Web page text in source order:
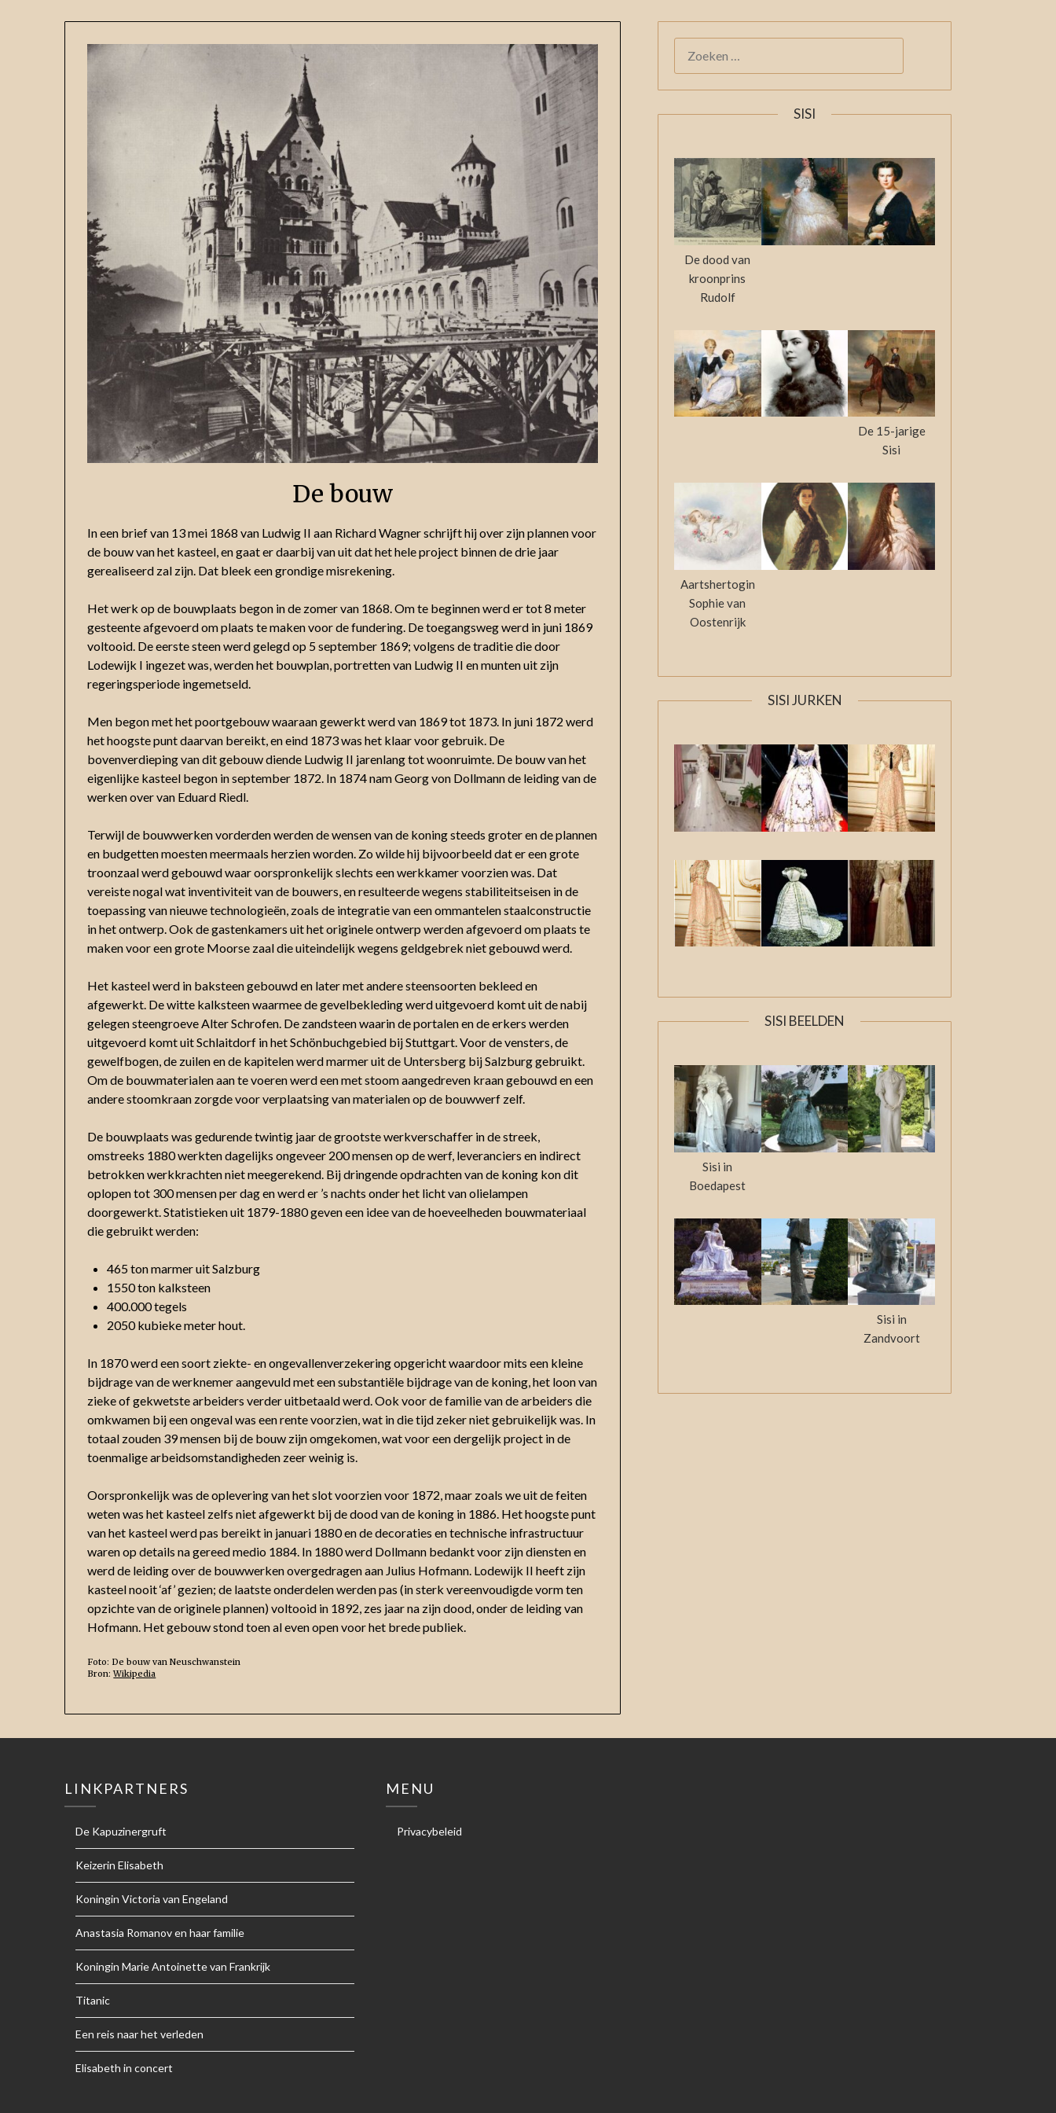
De bouw
In een brief van 13 mei 1868 van Ludwig II aan Richard Wagner schrijft hij over zijn plannen voor
de bouw van het kasteel, en gaat er daarbij van uit dat het hele project binnen de drie jaar
gerealiseerd zal zijn. Dat bleek een grondige misrekening.
Het werk op de bouwplaats begon in de zomer van 1868. Om te beginnen werd er tot 8 meter
gesteente afgevoerd om plaats te maken voor de fundering. De toegangsweg werd in juni 1869
voltooid. De eerste steen werd gelegd op 5 september 1869; volgens de traditie die door
Lodewijk I ingezet was, werden het bouwplan, portretten van Ludwig II en munten uit zijn
regeringsperiode ingemetseld.
Men begon met het poortgebouw waaraan gewerkt werd van 1869 tot 1873. In juni 1872 werd
het hoogste punt daarvan bereikt, en eind 1873 was het klaar voor gebruik. De
bovenverdieping van dit gebouw diende Ludwig II jarenlang tot woonruimte. De bouw van het
eigenlijke kasteel begon in september 1872. In 1874 nam Georg von Dollmann de leiding van de
werken over van Eduard Riedl.
Terwijl de bouwwerken vorderden werden de wensen van de koning steeds groter en de plannen
en budgetten moesten meermaals herzien worden. Zo wilde hij bijvoorbeeld dat er een grote
troonzaal werd gebouwd waar oorspronkelijk slechts een werkkamer voorzien was. Dat
vereiste nogal wat inventiviteit van de bouwers, en resulteerde wegens stabiliteitseisen in de
toepassing van nieuwe technologieën, zoals de integratie van een ommantelen staalconstructie
in het ontwerp. Ook de gastenkamers uit het originele ontwerp werden afgevoerd om plaats te
maken voor een grote Moorse zaal die uiteindelijk wegens geldgebrek niet gebouwd werd.
Het kasteel werd in baksteen gebouwd en later met andere steensoorten bekleed en
afgewerkt. De witte kalksteen waarmee de gevelbekleding werd uitgevoerd komt uit de nabij
gelegen steengroeve Alter Schrofen. De zandsteen waarin de portalen en de erkers werden
uitgevoerd komt uit Schlaitdorf in het Schönbuchgebied bij Stuttgart. Voor de vensters, de
gewelfbogen, de zuilen en de kapitelen werd marmer uit de Untersberg bij Salzburg gebruikt.
Om de bouwmaterialen aan te voeren werd een met stoom aangedreven kraan gebouwd en een
andere stoomkraan zorgde voor verplaatsing van materialen op de bouwwerf zelf.
De bouwplaats was gedurende twintig jaar de grootste werkverschaffer in de streek,
omstreeks 1880 werkten dagelijks ongeveer 200 mensen op de werf, leveranciers en indirect
betrokken werkkrachten niet meegerekend. Bij dringende opdrachten van de koning kon dit
oplopen tot 300 mensen per dag en werd er ’s nachts onder het licht van olielampen
doorgewerkt. Statistieken uit 1879-1880 geven een idee van de hoeveelheden bouwmateriaal
die gebruikt werden:
465 ton marmer uit Salzburg
1550 ton kalksteen
400.000 tegels
2050 kubieke meter hout.
In 1870 werd een soort ziekte- en ongevallenverzekering opgericht waardoor mits een kleine
bijdrage van de werknemer aangevuld met een substantiële bijdrage van de koning, het loon van
zieke of gekwetste arbeiders verder uitbetaald werd. Ook voor de familie van de arbeiders die
omkwamen bij een ongeval was een rente voorzien, wat in die tijd zeker niet gebruikelijk was. In
totaal zouden 39 mensen bij de bouw zijn omgekomen, wat voor een dergelijk project in de
toenmalige arbeidsomstandigheden zeer weinig is.
Oorspronkelijk was de oplevering van het slot voorzien voor 1872, maar zoals we uit de feiten
weten was het kasteel zelfs niet afgewerkt bij de dood van de koning in 1886. Het hoogste punt
van het kasteel werd pas bereikt in januari 1880 en de decoraties en technische infrastructuur
waren op details na gereed medio 1884. In 1880 werd Dollmann bedankt voor zijn diensten en
werd de leiding over de bouwwerken overgedragen aan Julius Hofmann. Lodewijk II heeft zijn
kasteel nooit ‘af’ gezien; de laatste onderdelen werden pas (in sterk vereenvoudigde vorm ten
opzichte van de originele plannen) voltooid in 1892, zes jaar na zijn dood, onder de leiding van
Hofmann. Het gebouw stond toen al even open voor het brede publiek.
Foto: De bouw van Neuschwanstein
Bron:Wikipedia
NAAR:
SISI
De dood van
kroonprins
Rudolf
De 15-jarige
Sisi
Aartshertogin
Sophie van
Oostenrijk
SISI JURKEN
SISI BEELDEN
Sisi in
Boedapest
Sisi in
Zandvoort
LINKPARTNERS
De Kapuzinergruft
Keizerin Elisabeth
Koningin Victoria van Engeland
Anastasia Romanov en haar familie
Koningin Marie Antoinette van Frankrijk
Titanic
Een reis naar het verleden
Elisabeth in concert
MENU
Privacybeleid